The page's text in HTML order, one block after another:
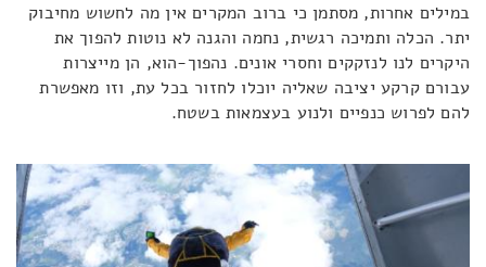
במילים אחרות, מסתמן כי ברוב המקרים אין מה לחשוש מחיבוק
יתר. הכלה ותמיכה רגשית, נחמה והגנה לא נוטות להפוך את
היקרים לנו לנזקקים וחסרי אונים. נהפוך-הוא, הן מייצרות
עבורם קרקע יציבה שאליה יוכלו לחזור בכל עת, וזו מאפשרת
להם לפרוש כנפיים ולנוע בעצמאות בשטח.